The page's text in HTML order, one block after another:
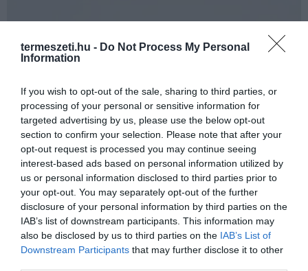
termeszeti.hu - Do Not Process My Personal
Information
If you wish to opt-out of the sale, sharing to third parties, or
processing of your personal or sensitive information for
targeted advertising by us, please use the below opt-out
section to confirm your selection. Please note that after your
opt-out request is processed you may continue seeing
interest-based ads based on personal information utilized by
us or personal information disclosed to third parties prior to
your opt-out. You may separately opt-out of the further
disclosure of your personal information by third parties on the
IAB’s list of downstream participants. This information may
also be disclosed by us to third parties on the IAB’s List of
Downstream Participants that may further disclose it to other